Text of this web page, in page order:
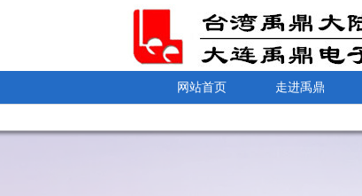
网站首页 走进禹鼎